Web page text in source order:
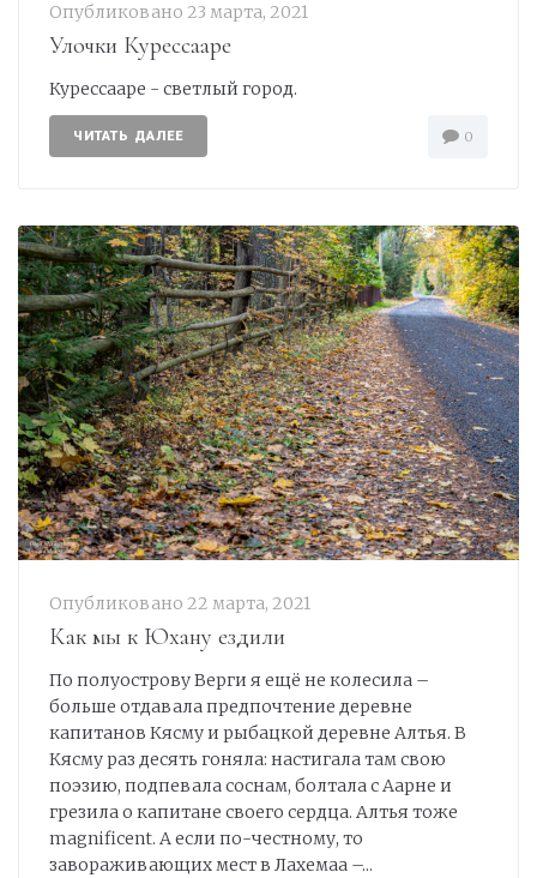
Опубликовано 23 марта, 2021
Улочки Курессааре
Курессааре - светлый город.
ЧИТАТЬ ДАЛЕЕ 0
Опубликовано 22 марта, 2021
Как мы к Юхану ездили
По полуострову Верги я ещё не колесила –
больше отдавала предпочтение деревне
капитанов Кясму и рыбацкой деревне Алтья. В
Кясму раз десять гоняла: настигала там свою
поэзию, подпевала соснам, болтала с Аарне и
грезила о капитане своего сердца. Алтья тоже
magnificent. А если по-честному, то
завораживающих мест в Лахемаа –...